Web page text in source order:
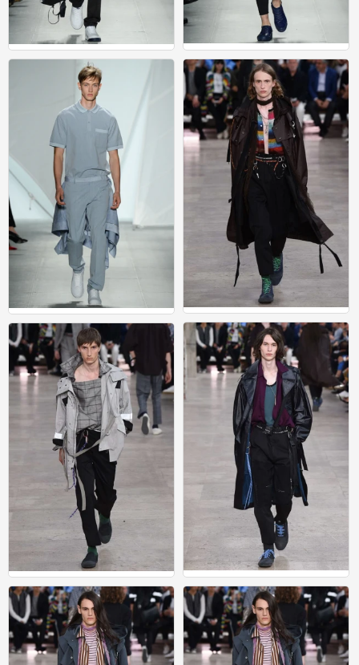
运动
0
0
男装
2
男装
0
运动